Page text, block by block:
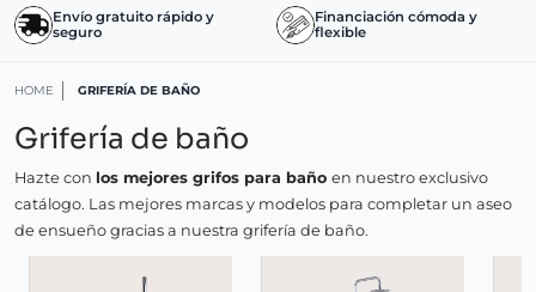
Envío gratuito rápido y
seguro
Financiación cómoda y
flexible
HOME GRIFERÍA DE BAÑO
Grifería de baño
Hazte con los mejores grifos para baño en nuestro exclusivo
catálogo. Las mejores marcas y modelos para completar un aseo
de ensueño gracias a nuestra grifería de baño.